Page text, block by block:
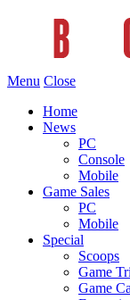
Menu Close
Home
News
PC
Console
Mobile
Game Sales
PC
Mobile
Special
Scoops
Game
Game